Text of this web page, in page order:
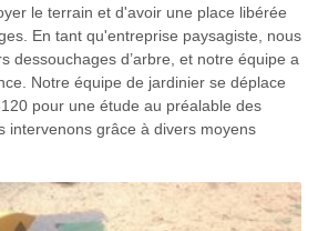
le terrain et d'avoir une place libérée
En tant qu'entreprise paysagiste, nous
dessouchages d’arbre, et notre équipe a
Notre équipe de jardinier se déplace
pour une étude au préalable des
intervenons grâce à divers moyens